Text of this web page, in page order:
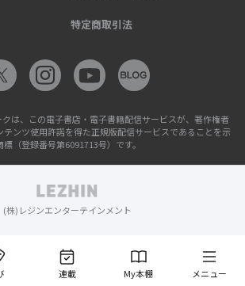
連載 My本棚 メニュー
特定商取引法
は、この電子書店・電子書籍配信サービスが、著作権者
テンツ使用許諾を得た正規版配信サービスであることを示
標（登録番号第6091713号）です。
(株)レジンエンターテインメント